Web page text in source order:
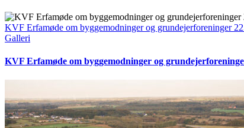
KVF Erfamøde om byggemodninger og grundejerforeninger
Galleri
KVF Erfamøde om byggemodninger og